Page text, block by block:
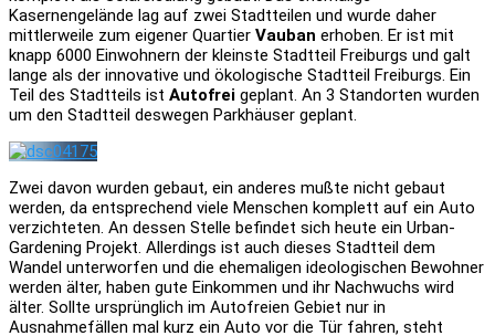
Kasernengelände lag auf zwei Stadtteilen und wurde daher
mittlerweile zum eigener Quartier Vauban erhoben. Er ist mit
knapp 6000 Einwohnern der kleinste Stadtteil Freiburgs und galt
lange als der innovative und ökologische Stadtteil Freiburgs. Ein
Teil des Stadtteils ist Autofrei geplant. An 3 Standorten wurden
um den Stadtteil deswegen Parkhäuser geplant.
Zwei davon wurden gebaut, ein anderes mußte nicht gebaut
werden, da entsprechend viele Menschen komplett auf ein Auto
verzichteten. An dessen Stelle befindet sich heute ein Urban-
Gardening Projekt. Allerdings ist auch dieses Stadtteil dem
Wandel unterworfen und die ehemaligen ideologischen Bewohner
werden älter, haben gute Einkommen und ihr Nachwuchs wird
älter. Sollte ursprünglich im Autofreien Gebiet nur in
Ausnahmefällen mal kurz ein Auto vor die Tür fahren, steht